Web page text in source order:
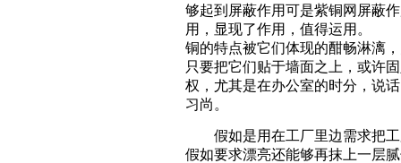
够起到屏蔽作用可是紫铜网屏蔽
用，显现了作用，值得运用。
铜的特点被它们体现的酣畅淋漓
只要把它们贴于墙面之上，或许
权，尤其是在办公室的时分，说
习尚。
假如是用在工厂里边需求把工
假如要求漂亮还能够再抹上一层